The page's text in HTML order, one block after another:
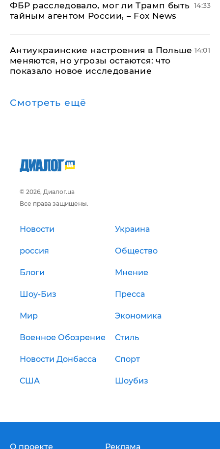
ФБР расследовало, мог ли Трамп быть
тайным агентом России, – Fox News
14:33
Антиукраинские настроения в Польше
меняются, но угрозы остаются: что
показало новое исследование
14:01
Смотреть ещё
© 2026, Диалог.ua
Все права защищены.
Новости Украина
россия Общество
Блоги Мнение
Шоу-Биз Пресса
Мир Экономика
Военное Обозрение Стиль
Новости Донбасса Спорт
США Шоубиз
О проекте Реклама